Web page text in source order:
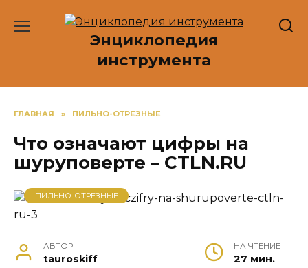
Энциклопедия
инструмента
ГЛАВНАЯ » ПИЛЬНО-ОТРЕЗНЫЕ
Что означают цифры на
шуруповерте – CTLN.RU
ПИЛЬНО-ОТРЕЗНЫЕ
АВТОР
tauroskiff
НА ЧТЕНИЕ
27 мин.